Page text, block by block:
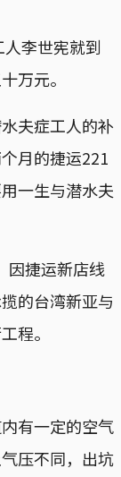
李世宪就到
万元。
夫症工人的补
月的捷运221
一生与潜水夫
因捷运新店线
的台湾新亚与
程。
有一定的空气
压不同，出坑